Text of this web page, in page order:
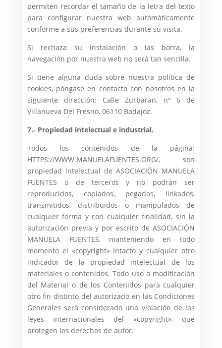
permiten recordar el tamaño de la letra del texto
para configurar nuestra web automáticamente
conforme a sus preferencias durante su visita.
Si rechaza su instalación o las borra, la
navegación por nuestra web no será tan sencilla.
Si tiene alguna duda sobre nuestra política de
cookies, póngase en contacto con nosotros en la
siguiente dirección: Calle Zurbaran, nº 6 de
Villanueva Del Fresno, 06110 Badajoz.
7.- Propiedad intelectual e industrial.
Todos los contenidos de la página:
HTTPS://WWW.MANUELAFUENTES.ORG/, son
propiedad intelectual de ASOCIACIÓN MANUELA
FUENTES o de terceros y no podrán ser
reproducidos, copiados, pegados, linkados,
transmitidos, distribuidos o manipulados de
cualquier forma y con cualquier finalidad, sin la
autorización previa y por escrito de ASOCIACIÓN
MANUELA FUENTES, manteniendo en todo
momento el «copyright» intacto y cualquier otro
indicador de la propiedad intelectual de los
materiales o contenidos. Todo uso o modificación
del Material o de los Contenidos para cualquier
otro fin distinto del autorizado en las Condiciones
Generales será considerado una violación de las
leyes internacionales del «copyright», que
protegen los derechos de autor.